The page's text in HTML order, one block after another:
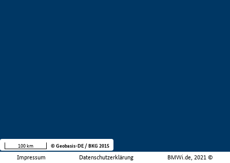
Impressum Datenschutzerklärung BMWi.de, 2021 ©
100 km © Geobasis-DE / BKG 2015